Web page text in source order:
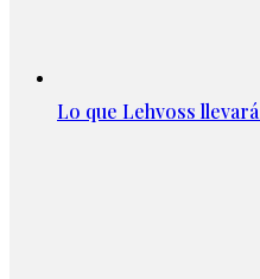
Lo que Lehvoss